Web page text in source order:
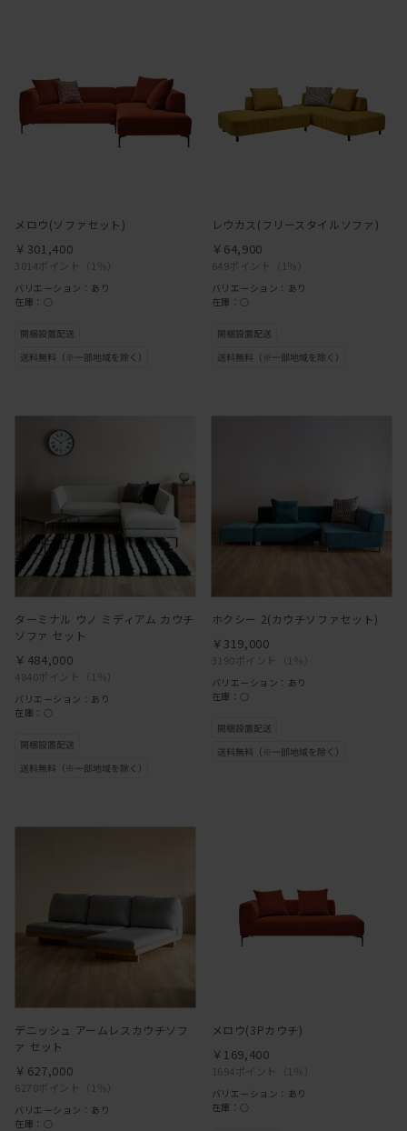
メロウ(ソファセット)
3014ポイント （1％）
￥301,400
バリエーション：あり
在庫：○
レウカス(フリースタイルソファ)
649ポイント （1％）
￥64,900
バリエーション：あり
在庫：○
ターミナル ウノ ミディアム カウチ
ソファ セット
4840ポイント （1％）
￥484,000
バリエーション：あり
在庫：○
ホクシー 2(カウチソファセット)
3190ポイント （1％）
￥319,000
バリエーション：あり
在庫：○
デニッシュ アームレスカウチソフ
ァ セット
6270ポイント （1％）
￥627,000
バリエーション：あり
在庫：○
メロウ(3Pカウチ)
1694ポイント （1％）
￥169,400
バリエーション：あり
在庫：○